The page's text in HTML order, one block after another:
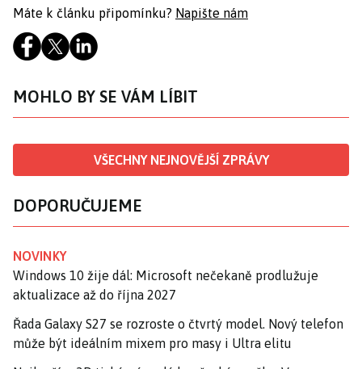
Máte k článku připomínku? Napište nám
MOHLO BY SE VÁM LÍBIT
VŠECHNY NEJNOVĚJŠÍ ZPRÁVY
DOPORUČUJEME
NOVINKY
Windows 10 žije dál: Microsoft nečekaně prodlužuje
aktualizace až do října 2027
Řada Galaxy S27 se rozroste o čtvrtý model. Nový telefon
může být ideálním mixem pro masy i Ultra elitu